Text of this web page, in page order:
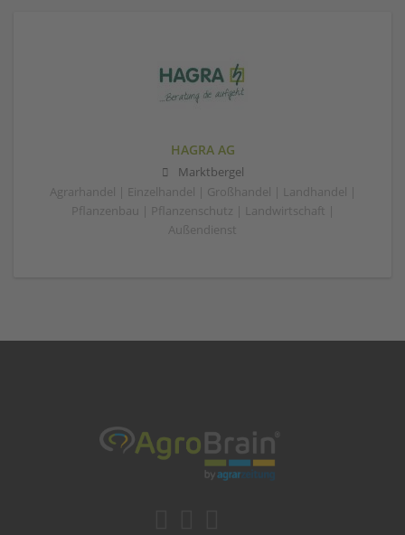
HAGRA AG
Marktbergel
Agrarhandel | Einzelhandel | Großhandel | Landhandel |
Pflanzenbau | Pflanzenschutz | Landwirtschaft |
Außendienst